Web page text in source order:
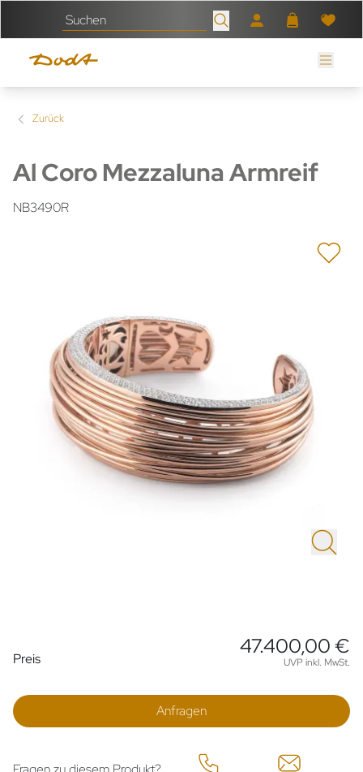
Zurück
Al Coro Mezzaluna Armreif
NB3490R
Preisinformationen
Preis
47.400,00 €
UVP inkl. MwSt.
Anfragen